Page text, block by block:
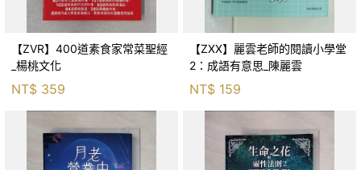
【ZVR】400道素食家常菜聖經
_楊桃文化
NT$ 359
【ZXX】麗雲老師的閱讀小學堂
2：成語有意思_陳麗雲
NT$ 159